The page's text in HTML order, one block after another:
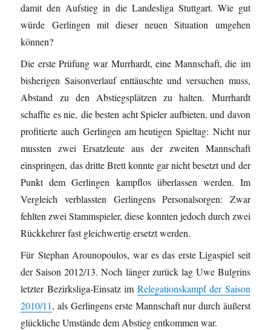
damit den Aufstieg in die Landesliga Stuttgart. Wie gut
würde Gerlingen mit dieser neuen Situation umgehen
können?
Die erste Prüfung war Murrhardt, eine Mannschaft, die im
bisherigen Saisonverlauf enttäuschte und versuchen muss,
Abstand zu den Abstiegsplätzen zu halten. Murrhardt
schaffte es nie, die besten acht Spieler aufbieten, und davon
profitierte auch Gerlingen am heutigen Spieltag: Nicht nur
mussten zwei Ersatzleute aus der zweiten Mannschaft
einspringen, das dritte Brett konnte gar nicht besetzt und der
Punkt dem Gerlingen kampflos überlassen werden. Im
Vergleich verblassten Gerlingens Personalsorgen: Zwar
fehlten zwei Stammspieler, diese konnten jedoch durch zwei
Rückkehrer fast gleichwertig ersetzt werden.
Für Stephan Arounopoulos, war es das erste Ligaspiel seit
der Saison 2012/13. Noch länger zurück lag Uwe Bulgrins
letzter Bezirksliga-Einsatz im Relegationskampf der Saison
2010/11, als Gerlingens erste Mannschaft nur durch äußerst
glückliche Umstände dem Abstieg entkommen war.